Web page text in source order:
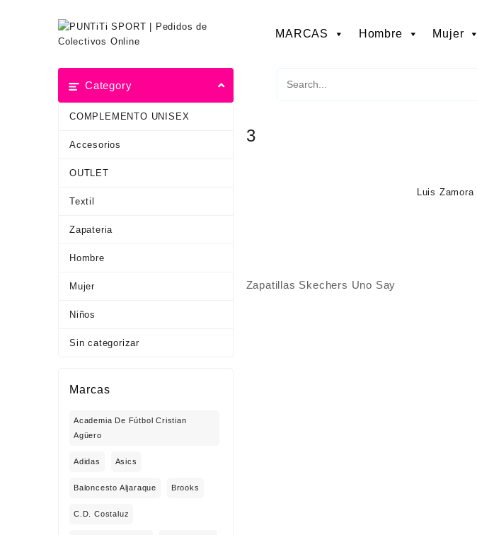
MARCAS Hombre Mujer
Category
COMPLEMENTO UNISEX
Accesorios
OUTLET
Textil
Zapateria
Hombre
Mujer
Niños
Sin categorizar
3
Luis Zamora
Zapatillas Skechers Uno Say
Marcas
Academia De Fútbol Cristian
Agüero
Adidas Asics
Baloncesto Aljaraque Brooks
C.D. Costaluz